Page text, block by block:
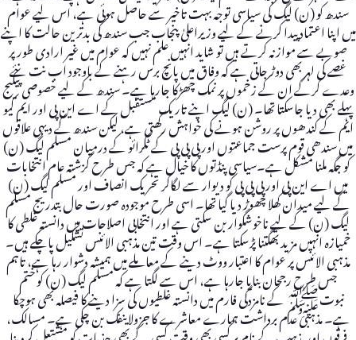
سندھ کو (ن) لیگ کی سیاسی توجہ بہت تاخیر سے حاصل ہوئی ہے، اس لیے عوام
میں اپنا اعتماد پیدا کرنے کے لیے وزیراعلیٰ پنجاب جب سندھ کی بدترین حالت کا اپنے
صوبے سے موازنہ کرتے ہیں تو شاید انہیں علم نہیں کہ عوام میں غیر ارادی طور پر
غصے کی لہر بھی دوڑ جاتی ہے کہ وفاق میں پانچ برس رہنے کے باوجود اب نت نئے
وعدے کرکے ان کے زخموں پر نمک چھڑکا جارہا ہے۔ سندھ کے لیے خصوصی پیکیج
پہلے بھی دیا جاسکتا تھا۔ (ن) لیگ اپنے تاریک مستقبل کے اے این پی اور ایم کیو
ایم کے کندھوں پر روشن ہونے کی خواہش رکھتی ہے، لیکن سندھ کے دیہی علاقوں
میں سندھی قوم پرست جماعتوں اور پی پی پی کے ٹکرائو کے درمیان مسلم لیگ (ن)
کو جگہ ملنا مشکل ہے۔سیاسی پنڈتوں کا خیال ہے کہ جس طرح گزشتہ عام انتخابات
میں اے این پی اور پی پی پی کو دیوار سے لگاکر تحریک انصاف اور مسلم لیگ (ن)
کے لیے میدان کھلا چھوڑ دیا گیا تھا۔ اسی طرح موجودہ صورت حال بتدریج مسلم
لیگ (ن) کے لیے ناخوشگوار بن سکتی ہے اور انتخابی اصلاحات میں دانستہ غلطی کا
خمیازہ انہیں مزید بھگتنا پڑسکتا ہے۔ اس وقت تین مذہبی الائنس تشکیل پاچکے ہیں۔
مذہبی الائنس پر عوام کا اعتبار ووٹ دینے کے معاملے میں ہمیشہ دشوار رہا ہے، تاہم
جس طرح رجحان بنایا جارہا ہے، اس سے لگتا ہے کہ مسلم لیگ (ن) کو ختم
نبوتﷺ کے نامزدگی فارم میں دانستہ غلطیوں کی سزا دینے کا فیصلہ بھی ہوچکا
ہے۔ مذہبی عدم برداشت ہمارے معاشرے کا جزولاینفک بن چکی ہے۔ مسالک،